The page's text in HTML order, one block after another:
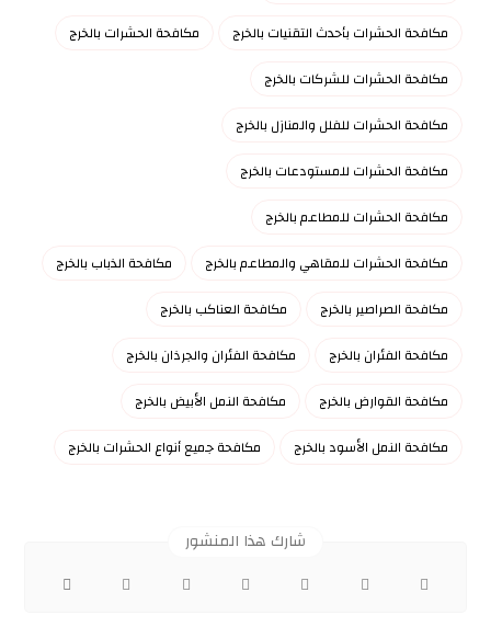
مكافحة الحشرات بأحدث التقنيات بالخرج
مكافحة الحشرات بالخرج
مكافحة الحشرات للشركات بالخرج
مكافحة الحشرات للفلل والمنازل بالخرج
مكافحة الحشرات للمستودعات بالخرج
مكافحة الحشرات للمطاعم بالخرج
مكافحة الحشرات للمقاهي والمطاعم بالخرج
مكافحة الذباب بالخرج
مكافحة الصراصير بالخرج
مكافحة العناكب بالخرج
مكافحة الفئران بالخرج
مكافحة الفئران والجرذان بالخرج
مكافحة القوارض بالخرج
مكافحة النمل الأبيض بالخرج
مكافحة النمل الأسود بالخرج
مكافحة جميع أنواع الحشرات بالخرج